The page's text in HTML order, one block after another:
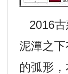
2016古
泥潭之
的弧形